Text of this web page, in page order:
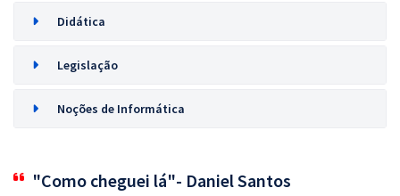
Didática
Legislação
Noções de Informática
"Como cheguei lá"- Daniel Santos